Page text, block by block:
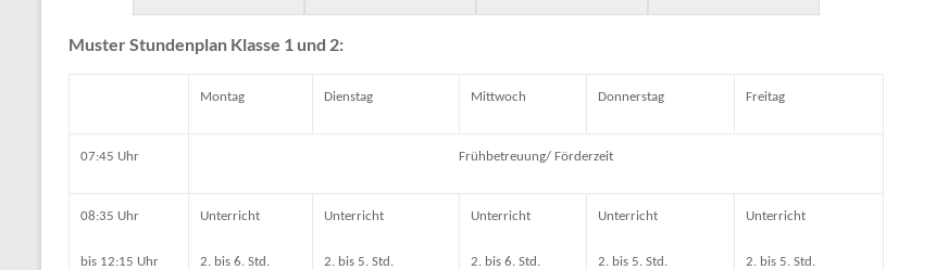
Muster Stundenplan Klasse 1 und 2:
Montag Dienstag Mittwoch Donnerstag Freitag
07:45 Uhr Frühbetreuung/ Förderzeit
08:35 Uhr
bis 12:15 Uhr
Unterricht
2. bis 6. Std.
Unterricht
2. bis 5. Std.
Unterricht
2. bis 6. Std.
Unterricht
2. bis 5. Std.
Unterricht
2. bis 5. Std.